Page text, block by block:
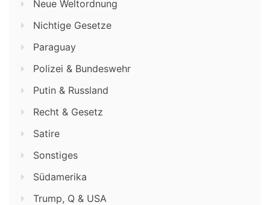
Neue Weltordnung
Nichtige Gesetze
Paraguay
Polizei & Bundeswehr
Putin & Russland
Recht & Gesetz
Satire
Sonstiges
Südamerika
Trump, Q & USA